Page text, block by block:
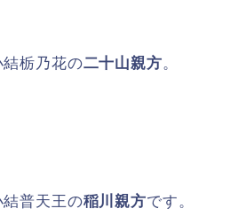
栃乃花の二十山親方。
普天王の稲川親方です。